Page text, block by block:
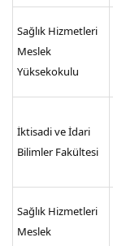
Sağlık Hizmetleri
Meslek
Yüksekokulu
İktisadi ve İdari
Bilimler Fakültesi
Sağlık Hizmetleri
Meslek